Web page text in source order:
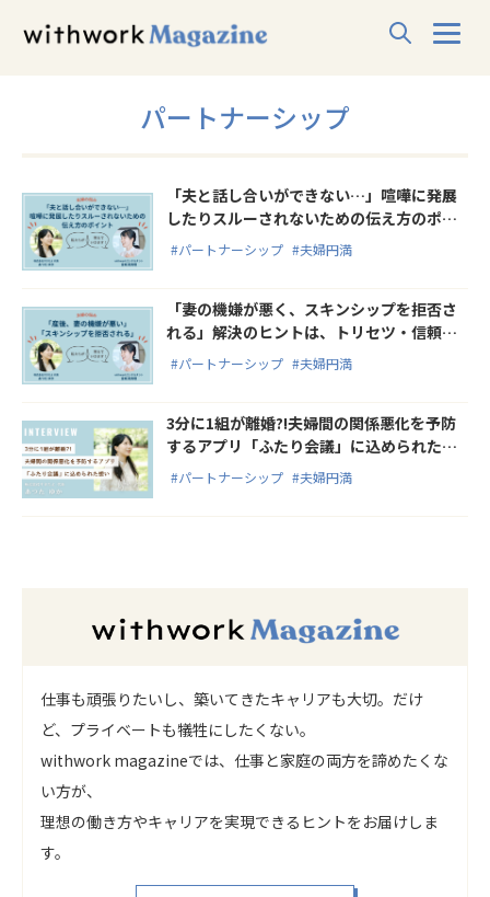
パートナーシップ
「夫と話し合いができない…」喧嘩に発展
したりスルーされないための伝え方のポイ
ント
#パートナーシップ #夫婦円満
「妻の機嫌が悪く、スキンシップを拒否さ
れる」解決のヒントは、トリセツ・信頼・
タブー化しない
#パートナーシップ #夫婦円満
3分に1組が離婚?!夫婦間の関係悪化を予防
するアプリ「ふたり会議」に込められた想
い
#パートナーシップ #夫婦円満
仕事も頑張りたいし、築いてきたキャリアも大切。だけ
ど、プライベートも犠牲にしたくない。
withwork magazineでは、仕事と家庭の両方を諦めたくな
い方が、
理想の働き方やキャリアを実現できるヒントをお届けしま
す。